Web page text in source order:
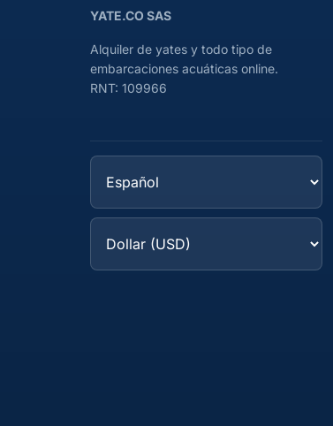
YATE.CO SAS
Alquiler de yates y todo tipo de
embarcaciones acuáticas online.
RNT: 109966